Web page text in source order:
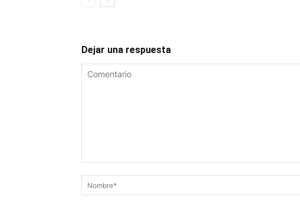
Dejar una respuesta